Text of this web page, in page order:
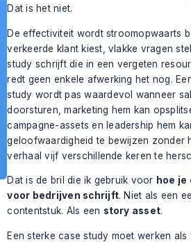
Dat is het niet.
De effectiviteit wordt stroomopwaarts
verkeerde klant kiest, vlakke vragen
study schrijft die in een vergeten
redt geen enkele afwerking het nog.
study wordt pas waardevol wanneer
doorsturen, marketing hem kan
campagne-assets en leadership hem
geloofwaardigheid te bewijzen zonder
verhaal vijf verschillende keren te
Dat is de bril die ik gebruik voor hoe
voor bedrijven schrijft. Niet als een
contentstuk. Als een story asset.
Een sterke case study moet werken als